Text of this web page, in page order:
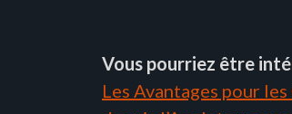
Vous pourriez être
Les Avantages pour